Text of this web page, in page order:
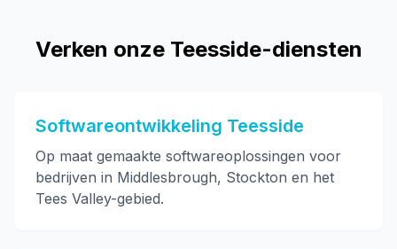
Verken onze Teesside-diensten
Softwareontwikkeling Teesside
Op maat gemaakte softwareoplossingen voor
bedrijven in Middlesbrough, Stockton en het
Tees Valley-gebied.